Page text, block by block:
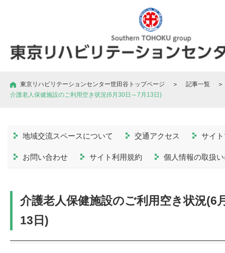
東京リハビリテーションセンター世田谷トップページ ＞ 記事一覧
＞
介護老人保健施設のご利用空き状況(6月30日～7月13日)
地域交流スペースについて 交通アクセス サイ
お問い合わせ サイト利用規約 個人情報の取扱
介護老人保健施設のご利用空き状況(6
13日)